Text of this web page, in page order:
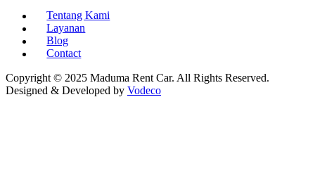
Tentang Kami
Layanan
Blog
Contact
Copyright © 2025 Maduma Rent Car. All Rights Reserved.
Designed & Developed by Vodeco